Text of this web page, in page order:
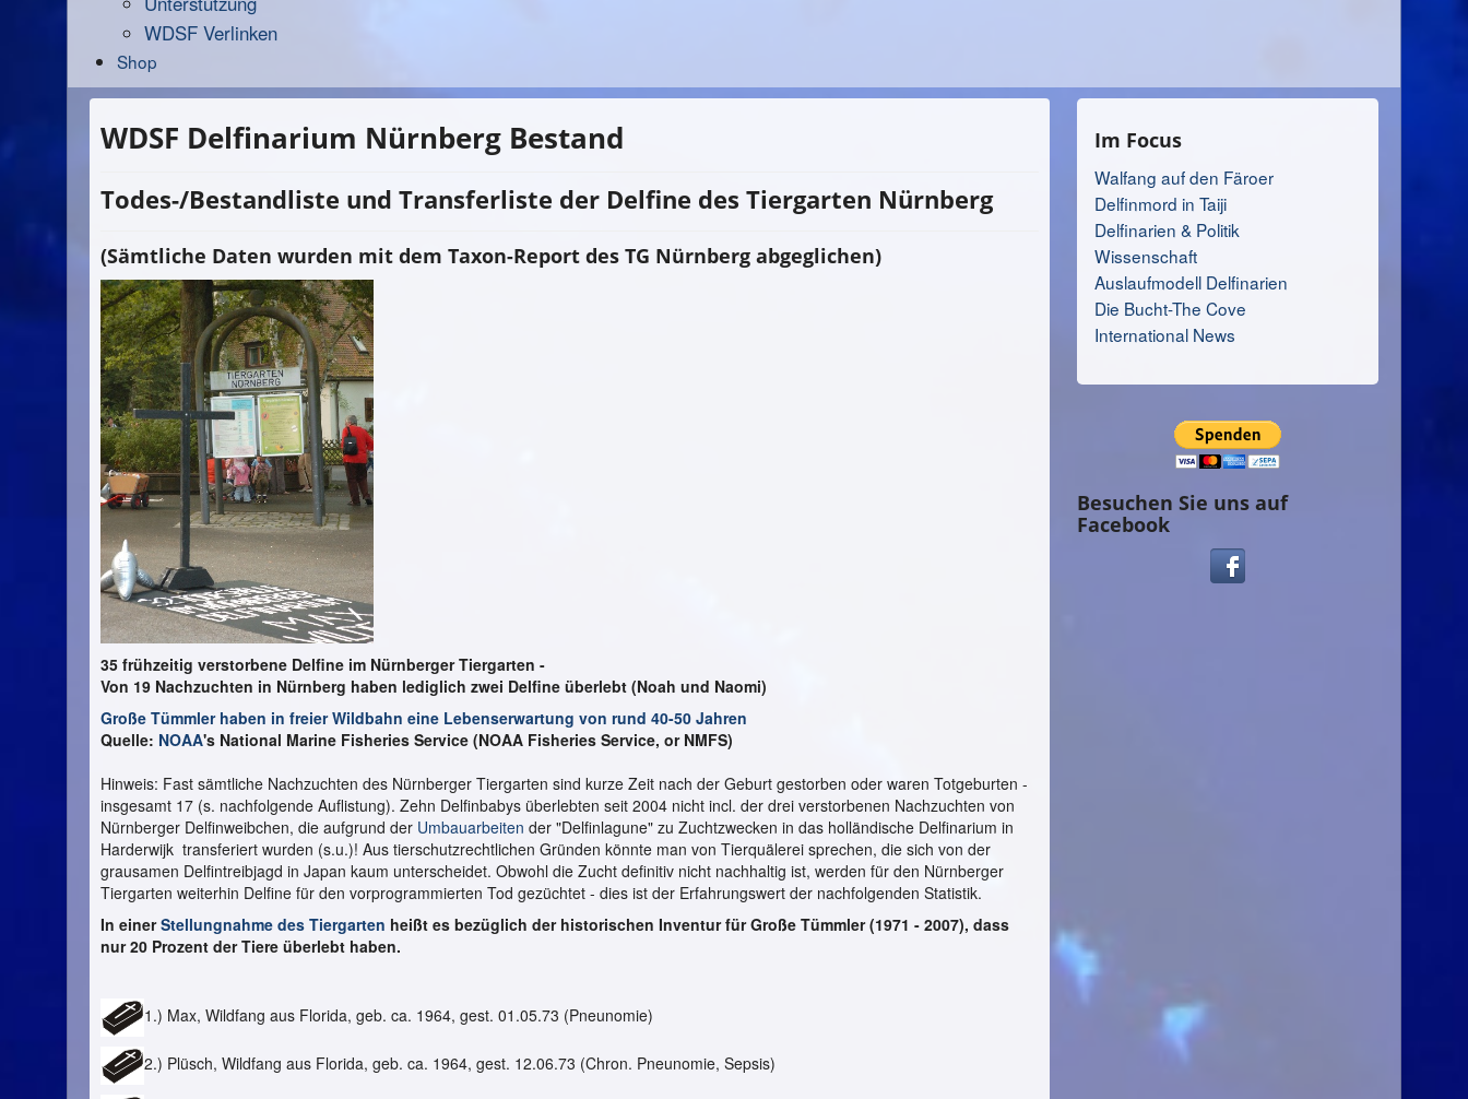
WDSF Verlinken
Shop
WDSF Delfinarium Nürnberg Bestand
Todes-/Bestandliste und Transferliste der Delfine des Tiergarten Nürnberg
(Sämtliche Daten wurden mit dem Taxon-Report des TG Nürnberg abgeglichen)
35 frühzeitig verstorbene Delfine im Nürnberger Tiergarten -
Von 19 Nachzuchten in Nürnberg haben lediglich zwei Delfine überlebt (Noah und Naomi)
Große Tümmler haben in freier Wildbahn eine Lebenserwartung von rund 40-50 Jahren
Quelle: NOAA's National Marine Fisheries Service (NOAA Fisheries Service, or NMFS)
Hinweis: Fast sämtliche Nachzuchten des Nürnberger Tiergarten sind kurze Zeit nach der Geburt gestorben oder waren Totgeburten -
insgesamt 17 (s. nachfolgende Auflistung). Zehn Delfinbabys überlebten seit 2004 nicht incl. der drei verstorbenen Nachzuchten von
Nürnberger Delfinweibchen, die aufgrund der Umbauarbeiten der "Delfinlagune" zu Zuchtzwecken in das holländische Delfinarium in
Harderwijk transferiert wurden (s.u.)! Aus tierschutzrechtlichen Gründen könnte man von Tierquälerei sprechen, die sich von der
grausamen Delfintreibjagd in Japan kaum unterscheidet. Obwohl die Zucht definitiv nicht nachhaltig ist, werden für den Nürnberger
Tiergarten weiterhin Delfine für den vorprogrammierten Tod gezüchtet - dies ist der Erfahrungswert der nachfolgenden Statistik.
In einerStellungnahme des Tiergarten heißt es bezüglich der historischen Inventur für Große Tümmler (1971 - 2007), dass
nur 20 Prozent der Tiere überlebt haben.
1.) Max, Wildfang aus Florida, geb. ca. 1964, gest. 01.05.73 (Pneunomie)
2.) Plüsch, Wildfang aus Florida, geb. ca. 1964, gest. 12.06.73 (Chron. Pneunomie, Sepsis)
Im Focus
Walfang auf den Färoer
Delfinmord in Taiji
Delfinarien & Politik
Wissenschaft
Auslaufmodell Delfinarien
Die Bucht-The Cove
International News
Besuchen Sie uns auf
Facebook